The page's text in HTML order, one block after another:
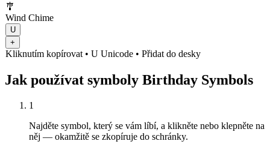
🎐
Wind Chime
U
+
Kliknutím kopírovat • U Unicode • Přidat do desky
Jak používat symboly Birthday Symbols
1
Najděte symbol, který se vám líbí, a klikněte nebo klepněte na
něj — okamžitě se zkopíruje do schránky.